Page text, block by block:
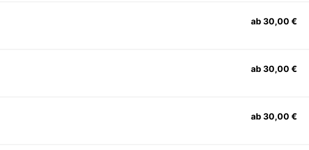
ab 30,00 €
ab 30,00 €
ab 30,00 €